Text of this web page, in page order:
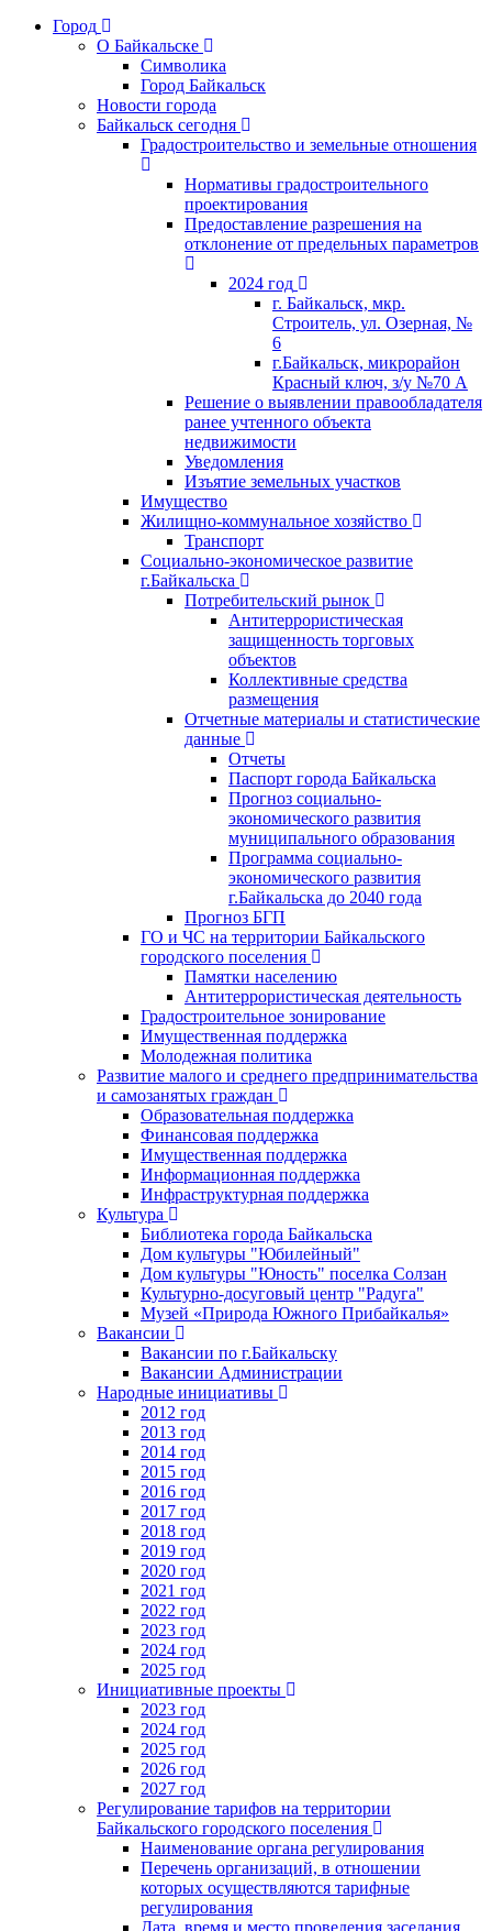
Город
О Байкальске
Символика
Город Байкальск
Новости города
Байкальск сегодня
Градостроительство и земельные отношения
Нормативы градостроительного
проектирования
Предоставление разрешения на
отклонение от предельных параметров
2024 год
г. Байкальск, мкр.
Строитель, ул. Озерная, №
6
г.Байкальск, микрорайон
Красный ключ, з/у №70 А
Решение о выявлении правообладателя
ранее учтенного объекта
недвижимости
Уведомления
Изъятие земельных участков
Имущество
Жилищно-коммунальное хозяйство
Транспорт
Социально-экономическое развитие
г.Байкальска
Потребительский рынок
Антитеррористическая
защищенность торговых
объектов
Коллективные средства
размещения
Отчетные материалы и статистические
данные
Отчеты
Паспорт города Байкальска
Прогноз социально-
экономического развития
муниципального образования
Программа социально-
экономического развития
г.Байкальска до 2040 года
Прогноз БГП
ГО и ЧС на территории Байкальского
городского поселения
Памятки населению
Антитеррористическая деятельность
Градостроительное зонирование
Имущественная поддержка
Молодежная политика
Развитие малого и среднего предпринимательства
и самозанятых граждан
Образовательная поддержка
Финансовая поддержка
Имущественная поддержка
Информационная поддержка
Инфраструктурная поддержка
Культура
Библиотека города Байкальска
Дом культуры "Юбилейный"
Дом культуры "Юность" поселка Солзан
Культурно-досуговый центр "Радуга"
Музей «Природа Южного Прибайкалья»
Вакансии
Вакансии по г.Байкальску
Вакансии Администрации
Народные инициативы
2012 год
2013 год
2014 год
2015 год
2016 год
2017 год
2018 год
2019 год
2020 год
2021 год
2022 год
2023 год
2024 год
2025 год
Инициативные проекты
2023 год
2024 год
2025 год
2026 год
2027 год
Регулирование тарифов на территории
Байкальского городского поселения
Наименование органа регулирования
Перечень организаций, в отношении
которых осуществляются тарифные
регулирования
Дата, время и место проведения заседания